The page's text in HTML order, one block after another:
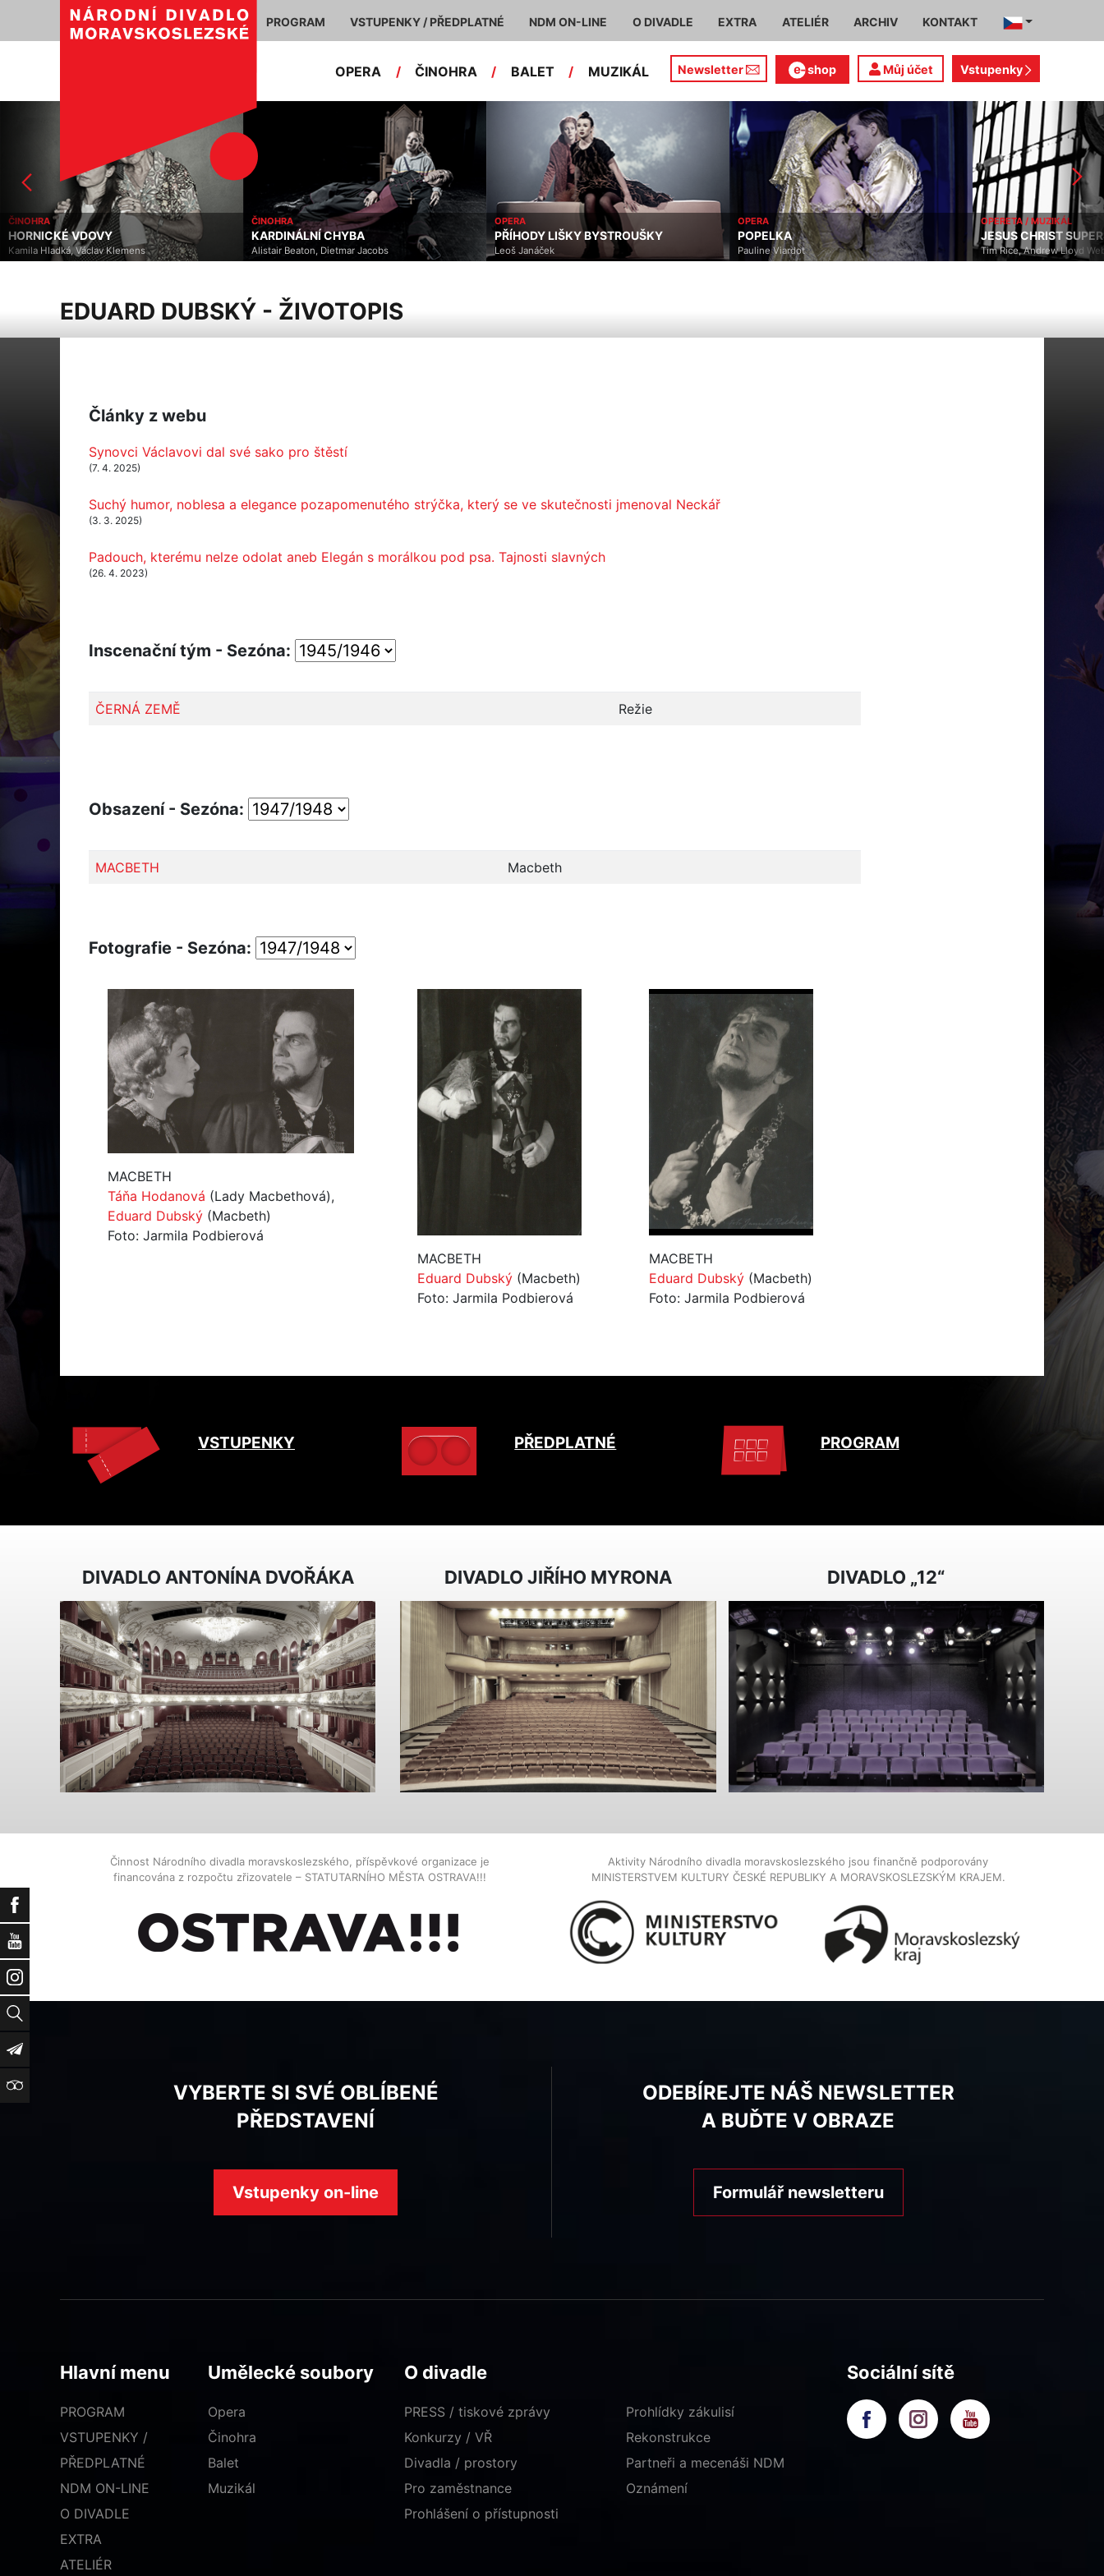
Facebook
YouTube
Instagram
Vyhledat
Newsletter
TripAdvisor
PROGRAM VSTUPENKY / PŘEDPLATNÉ NDM ON-LINE O DIVADLE EXTRA ATELIÉR ARCHIV KONTAKT
OPERA / ČINOHRA / BALET / MUZIKÁL Newsletter shop Můj účet Vstupenky
ČINOHRA
HORNICKÉ VDOVY
Kamila Hladká, Václav Klemens
ČINOHRA
KARDINÁLNÍ CHYBA
Alistair Beaton, Dietmar Jacobs
OPERA
PŘÍHODY LIŠKY BYSTROUŠKY
Leoš Janáček
OPERA
POPELKA
Pauline Viardot
OPERETA / MUZIKÁL
JESUS CHRIST
Tim Rice, Andrew Lloyd
EDUARD DUBSKÝ - ŽIVOTOPIS
Články z webu
Synovci Václavovi dal své sako pro štěstí
(7. 4. 2025)
Suchý humor, noblesa a elegance pozapomenutého strýčka, který se ve skutečnosti jmenoval Neckář
(3. 3. 2025)
Padouch, kterému nelze odolat aneb Elegán s morálkou pod psa. Tajnosti slavných
(26. 4. 2023)
Inscenační tým - Sezóna:
ČERNÁ ZEMĚ Režie
Obsazení - Sezóna:
MACBETH Macbeth
Fotografie - Sezóna:
MACBETH
Táňa Hodanová (Lady Macbethová),
Eduard Dubský (Macbeth)
Foto: Jarmila Podbierová
MACBETH
Eduard Dubský(Macbeth)
Foto: Jarmila Podbierová
MACBETH
Eduard Dubský(Macbeth)
Foto: Jarmila Podbierová
VSTUPENKY PŘEDPLATNÉ PROGRAM
DIVADLO ANTONÍNA DVOŘÁKA DIVADLO JIŘÍHO MYRONA DIVADLO „12“
Činnost Národního divadla moravskoslezského, příspěvkové organizace je
financována z rozpočtu zřizovatele – STATUTARNÍHO MĚSTA OSTRAVA!!!
Aktivity Národního divadla moravskoslezského jsou finančně podporovány
MINISTERSTVEM KULTURY ČESKÉ REPUBLIKY A MORAVSKOSLEZSKÝM KRAJEM.
VYBERTE SI SVÉ OBLÍBENÉ
PŘEDSTAVENÍ
Vstupenky on-line
ODEBÍREJTE NÁŠ NEWSLETTER
A BUĎTE V OBRAZE
Formulář newsletteru
Hlavní menu
PROGRAM
VSTUPENKY /
PŘEDPLATNÉ
NDM ON-LINE
O DIVADLE
EXTRA
ATELIÉR
Umělecké soubory
Opera
Činohra
Balet
Muzikál
O divadle
PRESS / tiskové zprávy
Konkurzy / VŘ
Divadla / prostory
Prohlídky zákulisí
Rekonstrukce
Partneři a mecenáši NDM
Pro zaměstnance
Oznámení
Prohlášení o přístupnosti
Sociální sítě